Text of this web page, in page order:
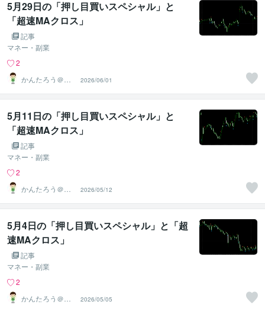
5月29日の「押し目買いスペシャル」と
「超速MAクロス」
記事
マネー・副業
2
かんたろう＠か
んたんFX
2026/06/01
5月11日の「押し目買いスペシャル」と
「超速MAクロス」
記事
マネー・副業
2
かんたろう＠か
んたんFX
2026/05/12
5月4日の「押し目買いスペシャル」と「超
速MAクロス」
記事
マネー・副業
2
かんたろう＠か
んたんFX
2026/05/05